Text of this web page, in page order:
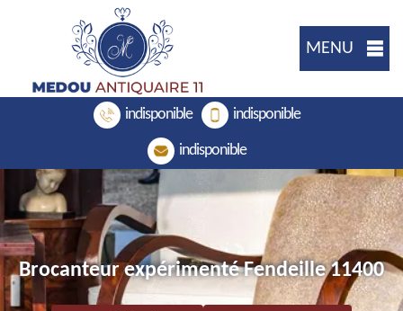
MENU
indisponible indisponible
indisponible
Brocanteur expérimenté Fendeille 11400